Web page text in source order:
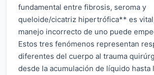
fundamental entre fibrosis, seroma y
queloide/cicatriz hipertrófica** es
manejo incorrecto de uno puede
Estos tres fenómenos representan
diferentes del cuerpo al trauma
desde la acumulación de líquido hasta